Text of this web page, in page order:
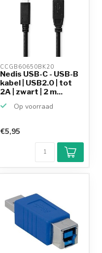
CCGB60650BK20
Nedis USB-C - USB-B
kabel | USB2.0 | tot
2A | zwart | 2 m...
Op voorraad
€5,95